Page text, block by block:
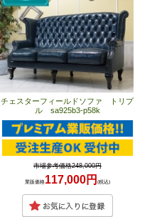
チェスターフィールドソファ トリプ
ル sa925b3-p58k
市場参考価格248,000円
業販価格117,000円 (税込)